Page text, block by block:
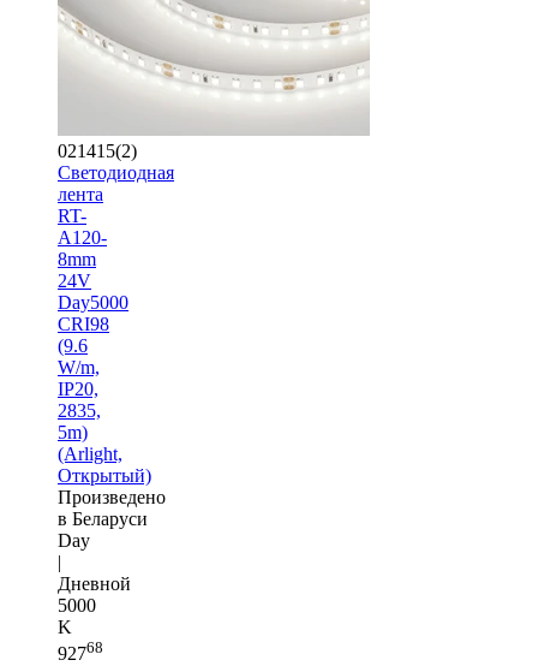
021415(2)
Светодиодная
лента
RT-
A120-
8mm
24V
Day5000
CRI98
(9.6
W/m,
IP20,
2835,
5m)
(Arlight,
Открытый)
Произведено
в Беларуси
Day
|
Дневной
5000
K
92768